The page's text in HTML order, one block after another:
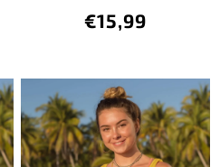
€15,99